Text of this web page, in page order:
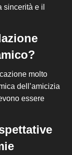
sincerità e il
molto
dell’amicizia
essere